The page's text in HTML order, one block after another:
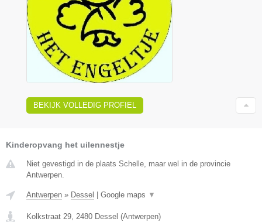
BEKIJK VOLLEDIG PROFIEL
Kinderopvang het uilennestje
Niet gevestigd in de plaats Schelle, maar wel in de provincie
Antwerpen.
Antwerpen » Dessel Google maps ▼
Kolkstraat 29, 2480 Dessel (Antwerpen)